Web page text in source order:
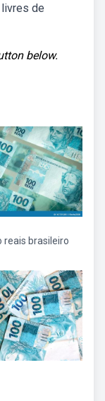
de
below.
reais brasileiro